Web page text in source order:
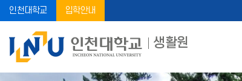
인천대학교 입학안내
생활원